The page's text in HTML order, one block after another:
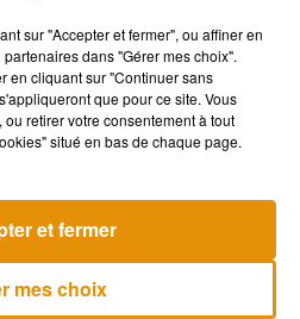
et Amélie Lens dévoilent leur
sur "Accepter et fermer", ou affiner en
dans "Gérer mes choix".
en cliquant sur "Continuer sans
que pour ce site. Vous
retirer votre consentement à tout
situé en bas de chaque page.
mes choix
et fermer